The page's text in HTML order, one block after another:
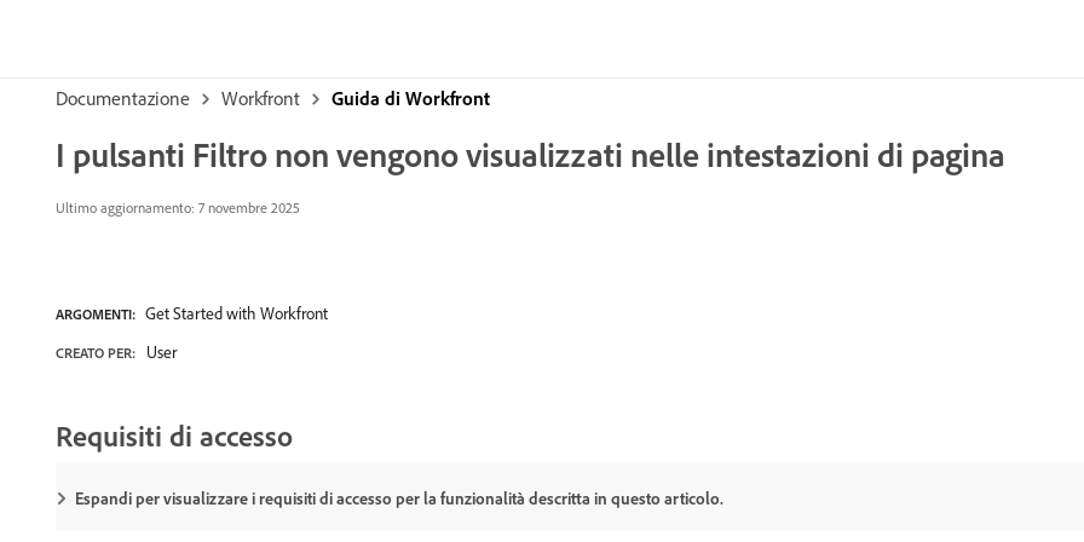
Documentazione Workfront Guida di Workfront
I pulsanti Filtro non vengono visualizzati nelle intestazioni di pagina
Ultimo aggiornamento: 7 novembre 2025
ARGOMENTI: Get Started with Workfront
CREATO PER: User
Requisiti di accesso
Espandi per visualizzare i requisiti di accesso per la funzionalità descritta in questo articolo.